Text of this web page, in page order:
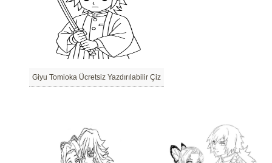
Giyu Tomioka Ücretsiz Yazdırılabilir Çiz